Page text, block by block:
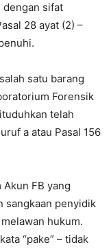
dengan sifat
28 ayat (2) –
satu barang
Forensik
telah
a atau Pasal 156
FB yang
sangkaan penyidik
hukum.
“pake” – tidak